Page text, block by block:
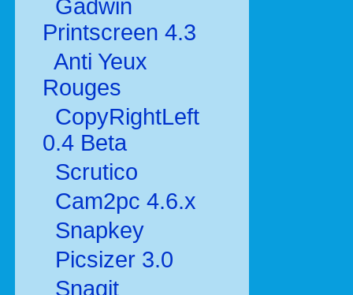
Gadwin
Printscreen 4.3
Anti Yeux
Rouges
CopyRightLeft
0.4 Beta
Scrutico
Cam2pc 4.6.x
Snapkey
Picsizer 3.0
Snagit